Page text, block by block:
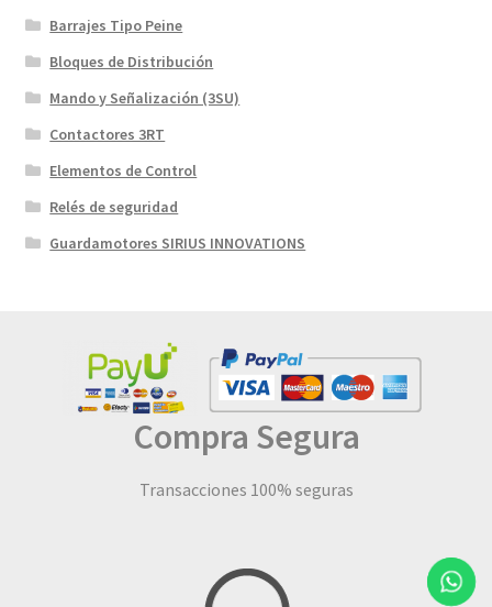
Barrajes Tipo Peine
Bloques de Distribución
Mando y Señalización (3SU)
Contactores 3RT
Elementos de Control
Relés de seguridad
Guardamotores SIRIUS INNOVATIONS
Compra Segura
Transacciones 100% seguras